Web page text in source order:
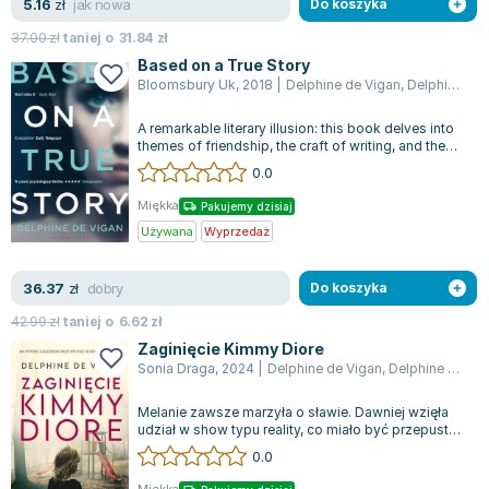
Zygmunt Freud
Agata Passent
Michel Moran
Maciej Orłoś
Jo Nesbo
Katarzyna Miller
Antoine de Saint Exupery
Lew Tołstoj
Paulina Młynarska
ks. Piotr Pawlukiewicz
Jarosław Sokołowski
Piotr Latocha
Michael Scott
Piotr Semka
Jarosław Iwaszkiewicz
5.16 zł jak nowa
37.00złtaniej o 31.84 zł
Do koszyka
Based on a True Story
Bloomsbury Uk, 2018 Delphine de Vigan, Delphine Vigan
A remarkable literary illusion: this book delves into
themes of friendship, the craft of writing, and the
fine line separating rea...
0.0
Miękka Pakujemy dzisiaj
Używana Wyprzedaż
36.37 zł dobry
42.99złtaniej o 6.62 zł
Do koszyka
Zaginięcie Kimmy Diore
Sonia Draga, 2024 Delphine de Vigan, Delphine Vigan
Melanie zawsze marzyła o sławie. Dawniej wzięła
udział w show typu reality, co miało być przepustką
do świata celebrytów, jednak j...
0.0